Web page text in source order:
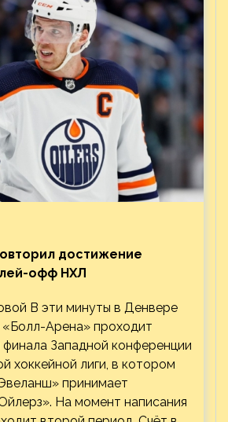
достижение
офф НХЛ
В эти минуты в Денвере
«Болл-Арена» проходит
Западной конференции
хоккейной лиги, в котором
принимает
На момент написания